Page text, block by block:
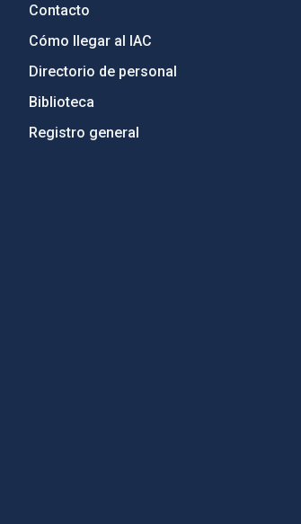
Contacto
Cómo llegar al IAC
Directorio de personal
Biblioteca
Registro general